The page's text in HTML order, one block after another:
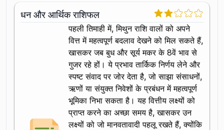
धन और आर्थिक राशिफल
पहली तिमाही में, मिथुन राशि वालों को अपने
वित्त में महत्वपूर्ण बदलाव देखने को मिल सकते हैं,
खासकर जब बुध और सूर्य मकर के 8वें भाव से
गुजर रहे हों। ये प्रभाव तार्किक निर्णय लेने और
स्पष्ट संवाद पर जोर देता है, जो साझा संसाधनों,
ऋणों या संयुक्त निवेशों के प्रबंधन में महत्वपूर्ण
भूमिका निभा सकता है। यह वित्तीय लक्ष्यों को
प्राप्त करने का अच्छा समय है, खासकर उन
लक्ष्यों को जो मानवतावादी पहलू रखते हैं, क्योंकि